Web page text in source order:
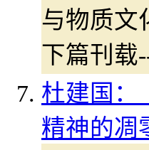
与物质文
下篇刊载
杜建国：
精神的凋